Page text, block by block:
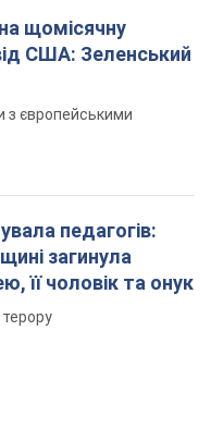
щомісячну
США: Зеленський
з європейськими
педагогів:
загинула
її чоловік та онук